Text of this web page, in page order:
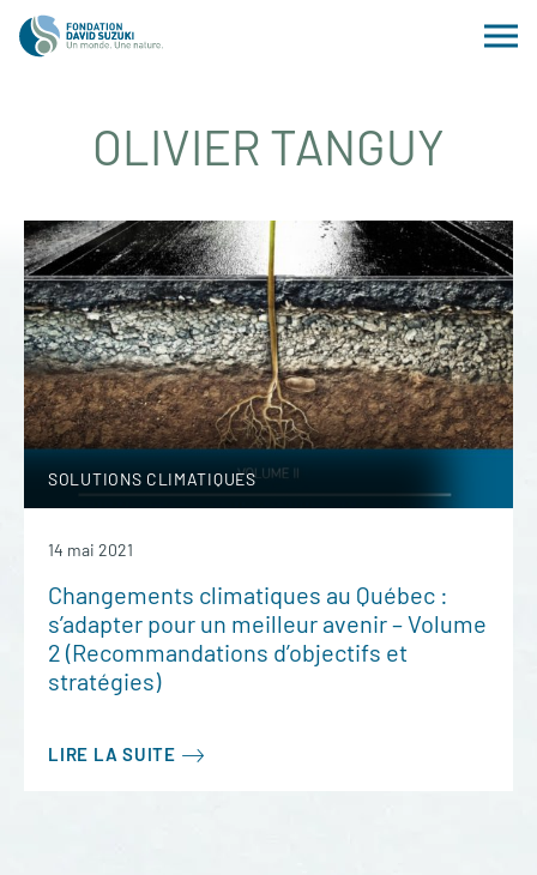
OLIVIER TANGUY
SOLUTIONS CLIMATIQUES
14 mai 2021
Changements climatiques au Québec :
s’adapter pour un meilleur avenir – Volume
2 (Recommandations d’objectifs et
stratégies)
LIRE LA SUITE